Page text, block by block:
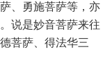
、勇施菩萨等，亦
说是妙音菩萨来往
菩萨、得法华三